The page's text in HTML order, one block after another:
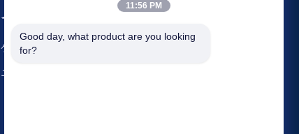
イベント
ケース
ニュース
11:56 PM
Good day, what product are you looking
for?